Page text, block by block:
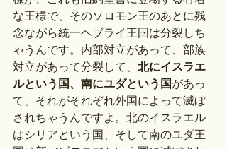
な王様で、そのソロモン王のあとに残
念ながら統一ヘブライ王国は分裂しち
ゃうんです。内部対立があって、部族
対立があって分裂して、 北にイスラエ
ルという国、南にユダという国があっ
て、それがそれぞれ外国によって滅ぼ
されちゃうんですよ。北のイスラエル
はシリアという国、そして南のユダ王